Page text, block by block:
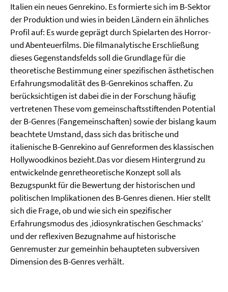
Italien ein neues Genrekino. Es formierte sich im B-Sektor
der Produktion und wies in beiden Ländern ein ähnliches
Profil auf: Es wurde geprägt durch Spielarten des Horror-
und Abenteuerfilms. Die filmanalytische Erschließung
dieses Gegenstandsfelds soll die Grundlage für die
theoretische Bestimmung einer spezifischen ästhetischen
Erfahrungsmodalität des B-Genrekinos schaffen. Zu
berücksichtigen ist dabei die in der Forschung häufig
vertretenen These vom gemeinschaftsstiftenden Potential
der B-Genres (Fangemeinschaften) sowie der bislang kaum
beachtete Umstand, dass sich das britische und
italienische B-Genrekino auf Genreformen des klassischen
Hollywoodkinos bezieht.Das vor diesem Hintergrund zu
entwickelnde genretheoretische Konzept soll als
Bezugspunkt für die Bewertung der historischen und
politischen Implikationen des B-Genres dienen. Hier stellt
sich die Frage, ob und wie sich ein spezifischer
Erfahrungsmodus des ‚idiosynkratischen Geschmacks’
und der reflexiven Bezugnahme auf historische
Genremuster zur gemeinhin behaupteten subversiven
Dimension des B-Genres verhält.